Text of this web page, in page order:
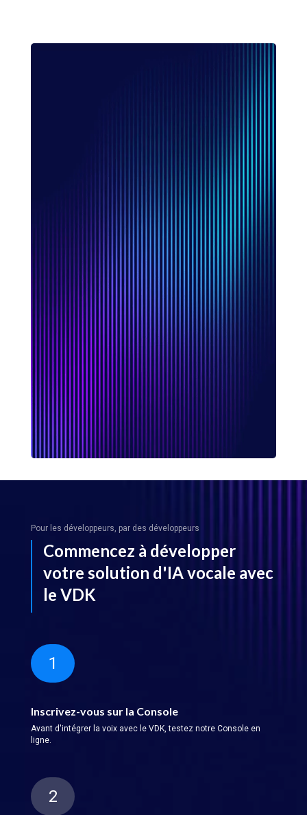
Pour les développeurs, par des développeurs
Commencez à développer
votre solution d'IA vocale avec
le VDK
1
Inscrivez-vous sur la Console
Avant d'intégrer la voix avec le VDK, testez notre Console en
ligne.
2